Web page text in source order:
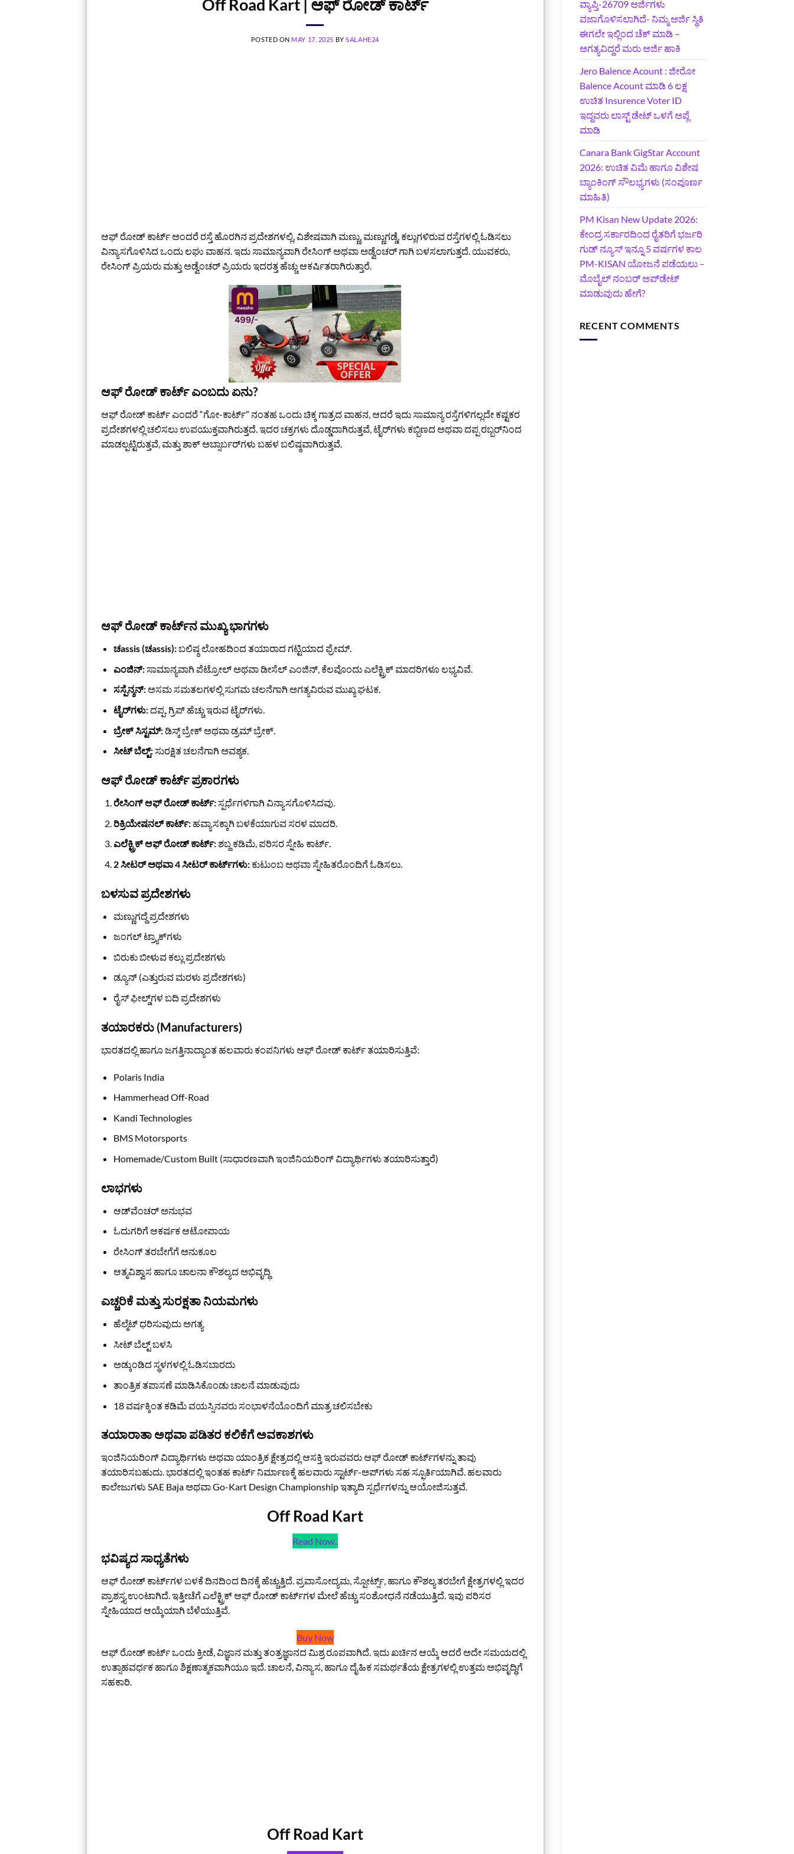
Off Road Kart | ಆಫ್ ರೋಡ್ ಕಾರ್ಟ್
POSTED ON MAY 17, 2025 BYSALAHE24
ಆಫ್ ರೋಡ್ ಕಾರ್ಟ್ ಅಂದರೆ ರಸ್ತೆ ಹೊರಗಿನ ಪ್ರದೇಶಗಳಲ್ಲಿ, ವಿಶೇಷವಾಗಿ ಮಣ್ಣು, ಮಣ್ಣುಗಡ್ಡೆ, ಕಲ್ಲುಗಳಿರುವ ರಸ್ತೆಗಳಲ್ಲಿ ಓಡಿಸಲು
ವಿನ್ಯಾಸಗೊಳಿಸಿದ ಒಂದು ಲಘು ವಾಹನ. ಇದು ಸಾಮಾನ್ಯವಾಗಿ ರೇಸಿಂಗ್ ಅಥವಾ ಅಡ್ವೆಂಚರ್ ಗಾಗಿ ಬಳಸಲಾಗುತ್ತದೆ. ಯುವಕರು,
ರೇಸಿಂಗ್ ಪ್ರಿಯರು ಮತ್ತು ಅಡ್ವೆಂಚರ್ ಪ್ರಿಯರು ಇದರತ್ತ ಹೆಚ್ಚು ಆಕರ್ಷಿತರಾಗಿರುತ್ತಾರೆ.
ಆಫ್ ರೋಡ್ ಕಾರ್ಟ್ ಎಂಬದು ಏನು?
ಆಫ್ ರೋಡ್ ಕಾರ್ಟ್ ಎಂದರೆ “ಗೋ-ಕಾರ್ಟ್” ನಂತಹ ಒಂದು ಚಿಕ್ಕ ಗಾತ್ರದ ವಾಹನ, ಆದರೆ ಇದು ಸಾಮಾನ್ಯ ರಸ್ತೆಗಳಿಗಲ್ಲದೇ ಕಷ್ಟಕರ
ಪ್ರದೇಶಗಳಲ್ಲಿ ಚಲಿಸಲು ಉಪಯುಕ್ತವಾಗಿರುತ್ತದೆ. ಇದರ ಚಕ್ರಗಳು ದೊಡ್ಡದಾಗಿರುತ್ತವೆ, ಟೈರ್‌ಗಳು ಕಬ್ಬಿಣದ ಅಥವಾ ದಪ್ಪ ರಬ್ಬರ್‌ನಿಂದ
ಮಾಡಲ್ಪಟ್ಟಿರುತ್ತವೆ, ಮತ್ತು ಶಾಕ್ ಅಬ್ಸಾರ್ಬರ್‌ಗಳು ಬಹಳ ಬಲಿಷ್ಠವಾಗಿರುತ್ತವೆ.
ಆಫ್ ರೋಡ್ ಕಾರ್ಟ್‌ನ ಮುಖ್ಯ ಭಾಗಗಳು
ಚassis (ಚassis):ಬಲಿಷ್ಠ ಲೋಹದಿಂದ ತಯಾರಾದ ಗಟ್ಟಿಯಾದ ಫ್ರೇಮ್.
ಎಂಜಿನ್:ಸಾಮಾನ್ಯವಾಗಿ ಪೆಟ್ರೋಲ್ ಅಥವಾ ಡೀಸೆಲ್ ಎಂಜಿನ್, ಕೆಲವೊಂದು ಎಲೆಕ್ಟ್ರಿಕ್ ಮಾದರಿಗಳೂ ಲಭ್ಯವಿವೆ.
ಸಸ್ಪೆನ್ಶನ್:ಅಸಮ ಸಮತಲಗಳಲ್ಲಿ ಸುಗಮ ಚಲನೆಗಾಗಿ ಅಗತ್ಯವಿರುವ ಮುಖ್ಯ ಘಟಕ.
ಟೈರ್‌ಗಳು:ದಪ್ಪ, ಗ್ರಿಪ್ ಹೆಚ್ಚು ಇರುವ ಟೈರ್‌ಗಳು.
ಬ್ರೇಕ್ ಸಿಸ್ಟಮ್:ಡಿಸ್ಕ್ ಬ್ರೇಕ್ ಅಥವಾ ಡ್ರಮ್ ಬ್ರೇಕ್.
ಸೀಟ್ ಬೆಲ್ಟ್:ಸುರಕ್ಷಿತ ಚಲನೆಗಾಗಿ ಅವಶ್ಯಕ.
ಆಫ್ ರೋಡ್ ಕಾರ್ಟ್ ಪ್ರಕಾರಗಳು
ರೇಸಿಂಗ್ ಆಫ್ ರೋಡ್ ಕಾರ್ಟ್:ಸ್ಪರ್ಧೆಗಳಿಗಾಗಿ ವಿನ್ಯಾಸಗೊಳಿಸಿದವು.
ರಿಕ್ರಿಯೇಷನಲ್ ಕಾರ್ಟ್:ಹವ್ಯಾಸಕ್ಕಾಗಿ ಬಳಕೆಯಾಗುವ ಸರಳ ಮಾದರಿ.
ಎಲೆಕ್ಟ್ರಿಕ್ ಆಫ್ ರೋಡ್ ಕಾರ್ಟ್:ಶಬ್ದ ಕಡಿಮೆ, ಪರಿಸರ ಸ್ನೇಹಿ ಕಾರ್ಟ್.
2 ಸೀಟರ್ ಅಥವಾ 4 ಸೀಟರ್ ಕಾರ್ಟ್‌ಗಳು:ಕುಟುಂಬ ಅಥವಾ ಸ್ನೇಹಿತರೊಂದಿಗೆ ಓಡಿಸಲು.
ಬಳಸುವ ಪ್ರದೇಶಗಳು
ಮಣ್ಣುಗದ್ದೆ ಪ್ರದೇಶಗಳು
ಜಂಗಲ್ ಟ್ರ್ಯಾಕ್‌ಗಳು
ಬಿರುಕು ಬೀಳುವ ಕಲ್ಲು ಪ್ರದೇಶಗಳು
ಡ್ಯೂನ್ (ಎತ್ತುರುವ ಮರಳು ಪ್ರದೇಶಗಳು)
ರೈಸ್ ಫೀಲ್ಡ್‌ಗಳ ಬದಿ ಪ್ರದೇಶಗಳು
ತಯಾರಕರು (Manufacturers)
ಭಾರತದಲ್ಲಿ ಹಾಗೂ ಜಗತ್ತಿನಾದ್ಯಾಂತ ಹಲವಾರು ಕಂಪನಿಗಳು ಆಫ್ ರೋಡ್ ಕಾರ್ಟ್ ತಯಾರಿಸುತ್ತಿವೆ:
Polaris India
Hammerhead Off-Road
Kandi Technologies
BMS Motorsports
Homemade/Custom Built (ಸಾಧಾರಣವಾಗಿ ಇಂಜಿನಿಯರಿಂಗ್ ವಿದ್ಯಾರ್ಥಿಗಳು ತಯಾರಿಸುತ್ತಾರೆ)
ಲಾಭಗಳು
ಆಡ್‌ವೆಂಚರ್ ಅನುಭವ
ಓದುಗರಿಗೆ ಆಕರ್ಷಕ ಆಟೋಪಾಯ
ರೇಸಿಂಗ್ ತರಬೇಗೆಗೆ ಅನುಕೂಲ
ಆತ್ಮವಿಶ್ವಾಸ ಹಾಗೂ ಚಾಲನಾ ಕೌಶಲ್ಯದ ಅಭಿವೃದ್ಧಿ
ಎಚ್ಚರಿಕೆ ಮತ್ತು ಸುರಕ್ಷತಾ ನಿಯಮಗಳು
ಹೆಲ್ಮೆಟ್ ಧರಿಸುವುದು ಅಗತ್ಯ
ಸೀಟ್ ಬೆಲ್ಟ್ ಬಳಸಿ
ಅಡ್ಕುಂಡಿದ ಸ್ಥಳಗಳಲ್ಲಿ ಓಡಿಸಬಾರದು
ತಾಂತ್ರಿಕ ತಪಾಸಣೆ ಮಾಡಿಸಿಕೊಂಡು ಚಾಲನೆ ಮಾಡುವುದು
18 ವರ್ಷಕ್ಕಿಂತ ಕಡಿಮೆ ವಯಸ್ಸಿನವರು ಸಂಭಾಳನೆಯೊಂದಿಗೆ ಮಾತ್ರ ಚಲಿಸಬೇಕು
ತಯಾರಾತಾ ಅಥವಾ ಪಡಿತರ ಕಲಿಕೆಗೆ ಅವಕಾಶಗಳು
ಇಂಜಿನಿಯರಿಂಗ್ ವಿದ್ಯಾರ್ಥಿಗಳು ಅಥವಾ ಯಾಂತ್ರಿಕ ಕ್ಷೇತ್ರದಲ್ಲಿ ಆಸಕ್ತಿ ಇರುವವರು ಆಫ್ ರೋಡ್ ಕಾರ್ಟ್‌ಗಳನ್ನು ತಾವು
ತಯಾರಿಸಬಹುದು. ಭಾರತದಲ್ಲಿ ಇಂತಹ ಕಾರ್ಟ್ ನಿರ್ಮಾಣಕ್ಕೆ ಹಲವಾರು ಸ್ಟಾರ್ಟ್-ಅಪ್‌ಗಳು ಸಹ ಸ್ಫೂರ್ತಿಯಾಗಿವೆ. ಹಲವಾರು
ಕಾಲೇಜುಗಳು SAE Baja ಅಥವಾ Go-Kart Design Championship ಇತ್ಯಾದಿ ಸ್ಪರ್ಧೆಗಳನ್ನು ಆಯೋಜಿಸುತ್ತವೆ.
Off Road Kart
Read Now..
ಭವಿಷ್ಯದ ಸಾಧ್ಯತೆಗಳು
ಆಫ್ ರೋಡ್ ಕಾರ್ಟ್‌ಗಳ ಬಳಕೆ ದಿನದಿಂದ ದಿನಕ್ಕೆ ಹೆಚ್ಚುತ್ತಿದೆ. ಪ್ರವಾಸೋದ್ಯಮ, ಸ್ಪೋರ್ಟ್ಸ್, ಹಾಗೂ ಕೌಶಲ್ಯ ತರಬೇಗೆ ಕ್ಷೇತ್ರಗಳಲ್ಲಿ ಇದರ
ಪ್ರಾಶಸ್ತ್ಯ ಉಂಟಾಗಿದೆ. ಇತ್ತೀಚೆಗೆ ಎಲೆಕ್ಟ್ರಿಕ್ ಆಫ್ ರೋಡ್ ಕಾರ್ಟ್‌ಗಳ ಮೇಲೆ ಹೆಚ್ಚು ಸಂಶೋಧನೆ ನಡೆಯುತ್ತಿದೆ. ಇವು ಪರಿಸರ
ಸ್ನೇಹಿಯಾದ ಆಯ್ಕೆಯಾಗಿ ಬೆಳೆಯುತ್ತಿವೆ.
Buy Now
ಆಫ್ ರೋಡ್ ಕಾರ್ಟ್ ಒಂದು ಕ್ರೀಡೆ, ವಿಜ್ಞಾನ ಮತ್ತು ತಂತ್ರಜ್ಞಾನದ ಮಿಶ್ರ ರೂಪವಾಗಿದೆ. ಇದು ಖರ್ಚಿನ ಆಯ್ಕೆ ಆದರೆ ಅದೇ ಸಮಯದಲ್ಲಿ
ಉತ್ಸಾಹವರ್ಧಕ ಹಾಗೂ ಶಿಕ್ಷಣಾತ್ಮಕವಾಗಿಯೂ ಇದೆ. ಚಾಲನೆ, ವಿನ್ಯಾಸ, ಹಾಗೂ ದೈಹಿಕ ಸಮರ್ಥತೆಯ ಕ್ಷೇತ್ರಗಳಲ್ಲಿ ಉತ್ತಮ ಅಭಿವೃದ್ಧಿಗೆ
ಸಹಕಾರಿ.
Off Road Kart
ವ್ಯಾಪ್ತಿ-26709 ಅರ್ಜಿಗಳು
ವಜಾಗೊಳಿಸಲಾಗಿದೆ- ನಿಮ್ಮ ಅರ್ಜಿ ಸ್ಥಿತಿ
ಈಗಲೇ ಇಲ್ಲಿಂದ ಚೆಕ್ ಮಾಡಿ –
ಅಗತ್ಯವಿದ್ದರೆ ಮರು ಅರ್ಜಿ ಹಾಕಿ
Jero Balence Acount : ಜೀರೋ
Balence Acount ಮಾಡಿ 6 ಲಕ್ಷ
ಉಚಿತ Insurence Voter ID
ಇದ್ದವರು ಲಾಸ್ಟ್‌ ಡೇಟ್‌ ಒಳಗೆ ಅಪ್ಲೆ
ಮಾಡಿ
Canara Bank GigStar Account
2026: ಉಚಿತ ವಿಮೆ ಹಾಗೂ ವಿಶೇಷ
ಬ್ಯಾಂಕಿಂಗ್ ಸೌಲಭ್ಯಗಳು (ಸಂಪೂರ್ಣ
ಮಾಹಿತಿ)
PM Kisan New Update 2026:
ಕೇಂದ್ರ ಸರ್ಕಾರದಿಂದ ರೈತರಿಗೆ ಭರ್ಜರಿ
ಗುಡ್‌ ನ್ಯೂಸ್ ಇನ್ನೂ 5 ವರ್ಷಗಳ ಕಾಲ
PM-KISAN ಯೋಜನೆ ಪಡೆಯಲು –
ಮೊಬೈಲ್ ನಂಬರ್ ಅಪ್‌ಡೇಟ್
ಮಾಡುವುದು ಹೇಗೆ?
RECENT COMMENTS